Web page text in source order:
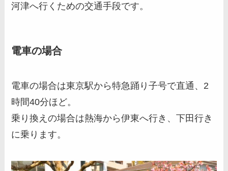
河津へ行くための交通手段です。
電車の場合
電車の場合は東京駅から特急踊り子号で直通、2
時間40分ほど。
乗り換えの場合は熱海から伊東へ行き、下田行き
に乗ります。